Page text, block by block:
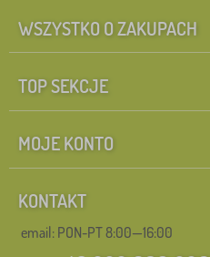
WSZYSTKO O ZAKUPACH
TOP SEKCJE
MOJE KONTO
KONTAKT
email: PON-PT 8:00—16:00